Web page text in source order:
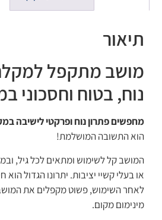
תיאור
מושב מתקפל
נוח, בטוח וחסכוני
מחפשים פתרון נוח ופרקטי לישיבה
הוא התשובה המושלמת!
המושב קל לשימוש ומתאים לכל גיל,
או בעלי קשיי יציבות. יתרונו הגדול
לאחר השימוש, פשוט מקפלים את
מינימום מקום.